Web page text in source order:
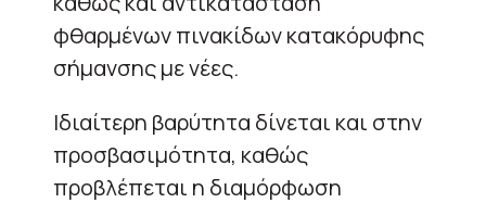
φθαρμένων πινακίδων κατακόρυφης
σήμανσης με νέες.
Ιδιαίτερη βαρύτητα δίνεται και στην
προσβασιμότητα, καθώς
προβλέπεται η διαμόρφωση